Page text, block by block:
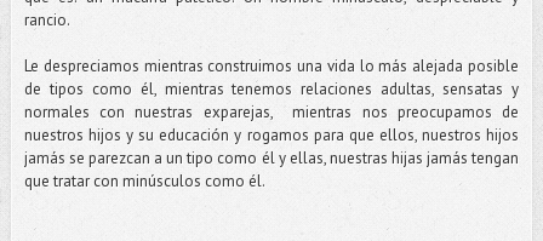
rancio.
Le despreciamos mientras construimos una vida lo más alejada posible
de tipos como él, mientras tenemos relaciones adultas, sensatas y
normales con nuestras exparejas, mientras nos preocupamos de
nuestros hijos y su educación y rogamos para que ellos, nuestros hijos
jamás se parezcan a un tipo como él y ellas, nuestras hijas jamás tengan
que tratar con minúsculos como él.